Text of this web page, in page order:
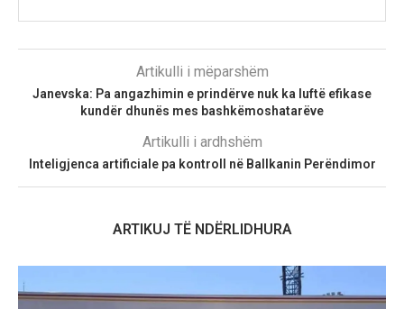
Artikulli i mëparshëm
Janevska: Pa angazhimin e prindërve nuk ka luftë efikase
kundër dhunës mes bashkëmoshatarëve
Artikulli i ardhshëm
Inteligjenca artificiale pa kontroll në Ballkanin Perëndimor
ARTIKUJ TË NDËRLIDHURA